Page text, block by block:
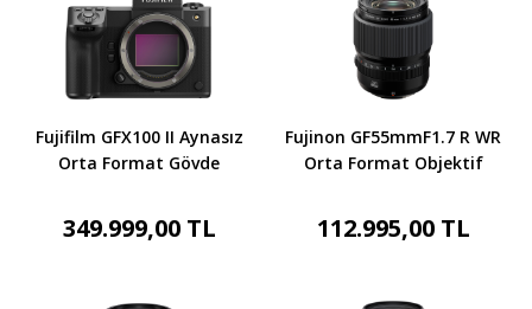
Fujifilm GFX100 II Aynasız
Orta Format Gövde
349.999,00 TL
Fujinon GF55mmF1.7 R WR
Orta Format Objektif
112.995,00 TL